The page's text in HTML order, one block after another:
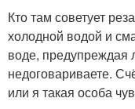
Кто там советует
холодной водой и
воде, предупреждая
недоговариваете.
или я такая особа